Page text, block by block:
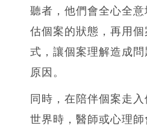
聽者，他們會全心全
估個案的狀態，再用
式，讓個案理解造成
原因。
同時，在陪伴個案走
世界時，醫師或心理